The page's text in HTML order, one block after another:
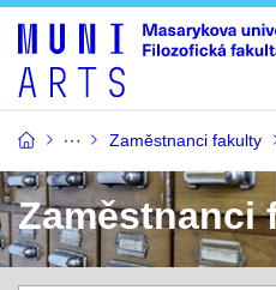
Zaměstnanci fakulty
Zaměstnanci